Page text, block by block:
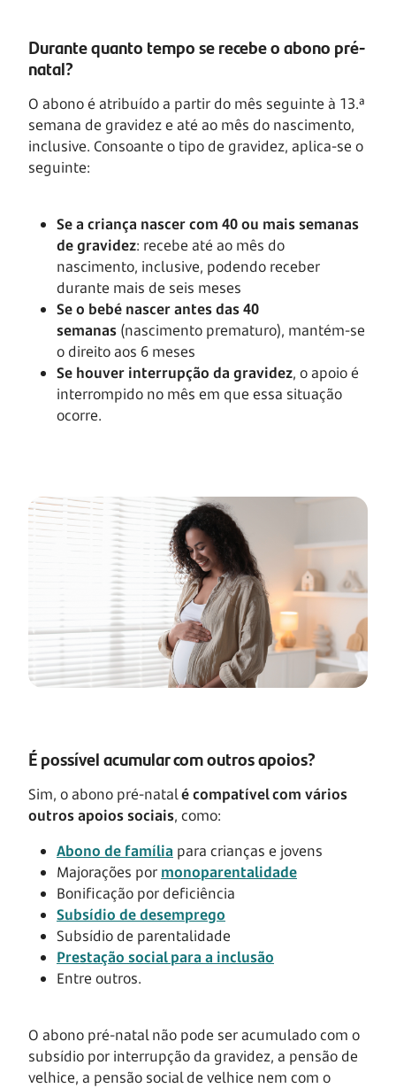
Durante quanto tempo se recebe o abono pré-
natal?
O abono é atribuído a partir do mês seguinte à 13.ª
semana de gravidez e até ao mês do nascimento,
inclusive. Consoante o tipo de gravidez, aplica-se o
seguinte:
Se a criança nascer com 40 ou mais semanas
de gravidez: recebe até ao mês do
nascimento, inclusive, podendo receber
durante mais de seis meses
Se o bebé nascer antes das 40
semanas (nascimento prematuro), mantém-se
o direito aos 6 meses
Se houver interrupção da gravidez, o apoio é
interrompido no mês em que essa situação
ocorre.
É possível acumular com outros apoios?
Sim, o abono pré-natalé compatível com vários
outros apoios sociais, como:
Abono de família para crianças e jovens
Majorações por monoparentalidade
Bonificação por deficiência
Subsídio de desemprego
Subsídio de parentalidade
Prestação social para a inclusão
Entre outros.
O abono pré-natal não pode ser acumulado com o
subsídio por interrupção da gravidez, a pensão de
velhice, a pensão social de velhice nem com o